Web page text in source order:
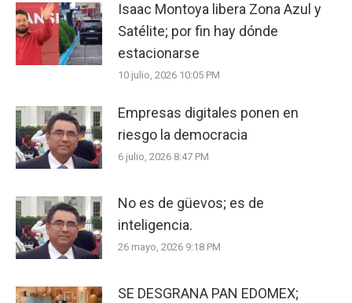
Isaac Montoya libera Zona Azul y
Satélite; por fin hay dónde
estacionarse
10 julio, 2026 10:05 PM
Empresas digitales ponen en
riesgo la democracia
6 julio, 2026 8:47 PM
No es de güevos; es de
inteligencia.
26 mayo, 2026 9:18 PM
SE DESGRANA PAN EDOMEX;